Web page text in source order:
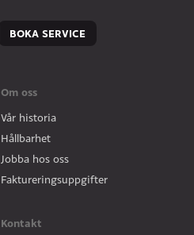
Om oss
Vår historia
Hållbarhet
Jobba hos oss
Faktureringsuppgifter
Kontakt
BOKA SERVICE